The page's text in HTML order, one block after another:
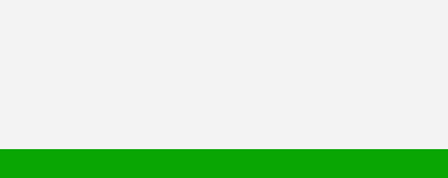
Inovação da Associação Empresarial de Rio do